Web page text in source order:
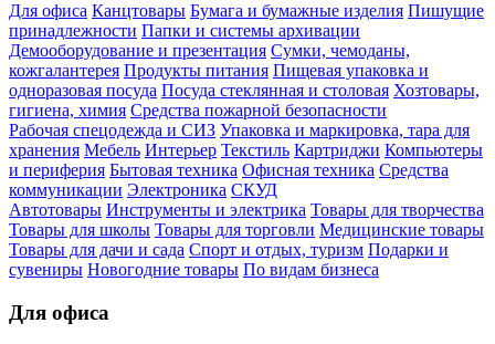
Для офиса Канцтовары Бумага и бумажные изделия Пишущие
принадлежности Папки и системы архивации
Демооборудование и презентация Сумки, чемоданы,
кожгалантерея Продукты питания Пищевая упаковка и
одноразовая посуда Посуда стеклянная и столовая Хозтовары,
гигиена, химия Средства пожарной безопасности
Рабочая спецодежда и СИЗ Упаковка и маркировка, тара для
хранения Мебель Интерьер Текстиль Картриджи Компьютеры
и периферия Бытовая техника Офисная техника Средства
коммуникации Электроника СКУД
Автотовары Инструменты и электрика Товары для творчества
Товары для школы Товары для торговли Медицинские товары
Товары для дачи и сада Спорт и отдых, туризм Подарки и
сувениры Новогодние товары По видам бизнеса
Для офиса